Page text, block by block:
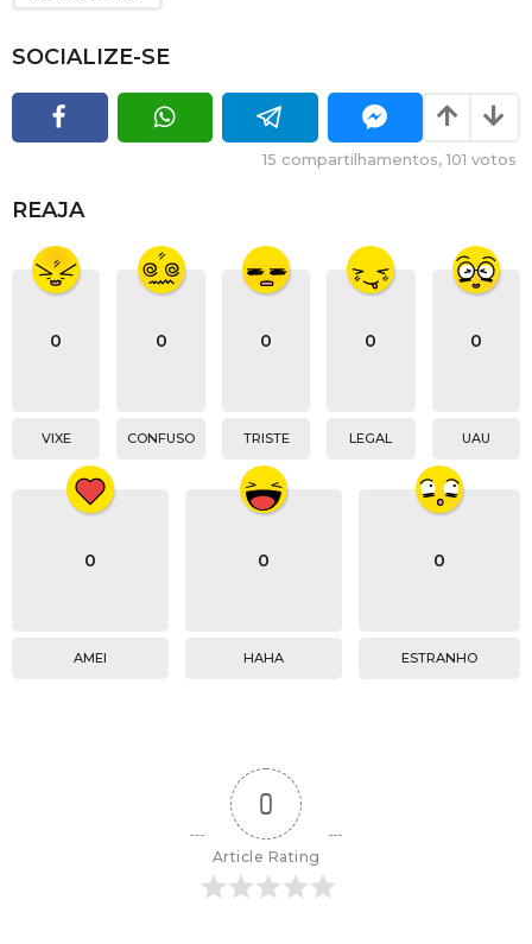
SOCIALIZE-SE
15 compartilhamentos,101 votos
REAJA
0
VIXE
0
CONFUSO
0
TRISTE
0
LEGAL
0
UAU
0
AMEI
0
HAHA
0
ESTRANHO
0
Article Rating